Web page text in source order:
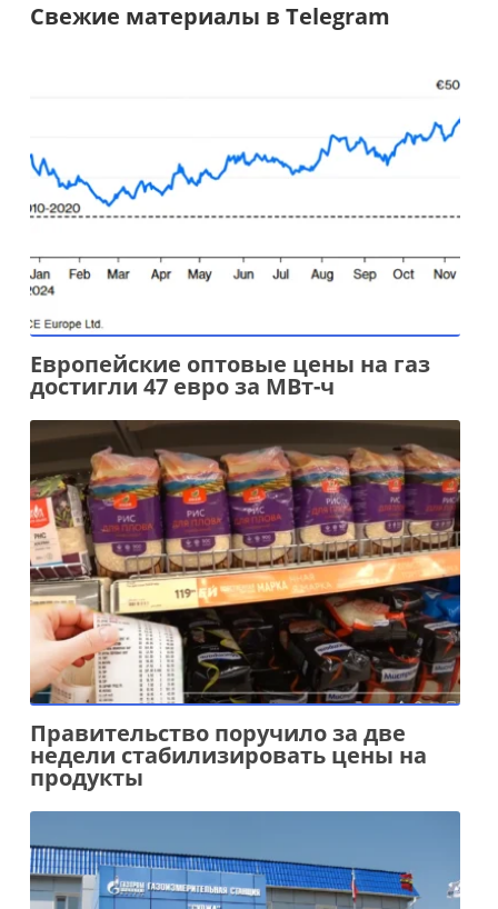
Свежие материалы в Telegram
Европейские оптовые цены на газ
достигли 47 евро за МВт-ч
Правительство поручило за две
недели стабилизировать цены на
продукты